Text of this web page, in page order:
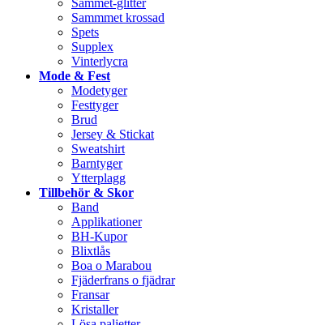
Sammet-glitter
Sammmet krossad
Spets
Supplex
Vinterlycra
Mode & Fest
Modetyger
Festtyger
Brud
Jersey & Stickat
Sweatshirt
Barntyger
Ytterplagg
Tillbehör & Skor
Band
Applikationer
BH-Kupor
Blixtlås
Boa o Marabou
Fjäderfrans o fjädrar
Fransar
Kristaller